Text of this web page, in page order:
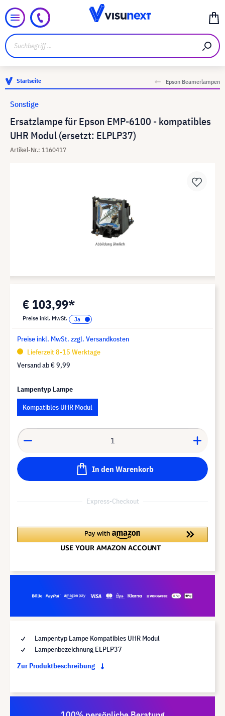
Startseite Epson Beamerlampen
Ersatzlampe für Epson EMP-6100 - kompatibles
UHR Modul (ersetzt: ELPLP37)
Artikel-Nr.: 1160417
Sonstige
€ 103,99*
Preise inkl. MwSt.
Preise inkl. MwSt. zzgl. Versandkosten
Lieferzeit 8-15 Werktage
Versand ab€ 9,99
Lampentyp Lampe
Kompatibles UHR Modul
In den Warenkorb
Express-Checkout
Lampentyp Lampe Kompatibles UHR Modul
Lampenbezeichnung ELPLP37
Zur Produktbeschreibung